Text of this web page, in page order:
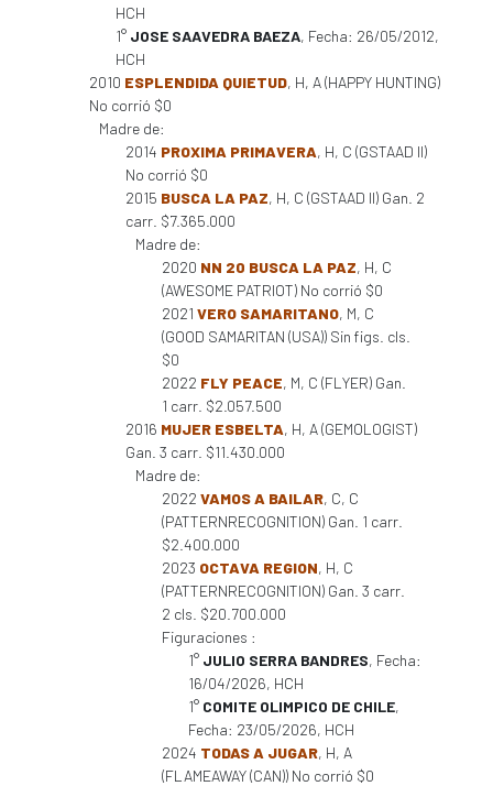
HCH
1° JOSE SAAVEDRA BAEZA, Fecha: 26/05/2012,
HCH
2010 ESPLENDIDA QUIETUD, H, A (HAPPY HUNTING)
No corrió $0
Madre de:
2014 PROXIMA PRIMAVERA, H, C (GSTAAD II)
No corrió $0
2015 BUSCA LA PAZ, H, C (GSTAAD II) Gan. 2
carr. $7.365.000
Madre de:
2020 NN 20 BUSCA LA PAZ, H, C
(AWESOME PATRIOT) No corrió $0
2021 VERO SAMARITANO, M, C
(GOOD SAMARITAN (USA)) Sin figs. cls.
$0
2022 FLY PEACE, M, C (FLYER) Gan.
1 carr. $2.057.500
2016 MUJER ESBELTA, H, A (GEMOLOGIST)
Gan. 3 carr. $11.430.000
Madre de:
2022 VAMOS A BAILAR, C, C
(PATTERNRECOGNITION) Gan. 1 carr.
$2.400.000
2023 OCTAVA REGION, H, C
(PATTERNRECOGNITION) Gan. 3 carr.
2 cls. $20.700.000
Figuraciones :
1° JULIO SERRA BANDRES, Fecha:
16/04/2026, HCH
1° COMITE OLIMPICO DE CHILE,
Fecha: 23/05/2026, HCH
2024 TODAS A JUGAR, H, A
(FLAMEAWAY (CAN)) No corrió $0